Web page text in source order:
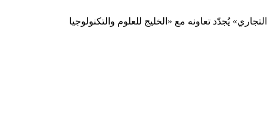
التجاري» يُجدّد تعاونه مع «الخليج للعلوم والتكنولوجيا